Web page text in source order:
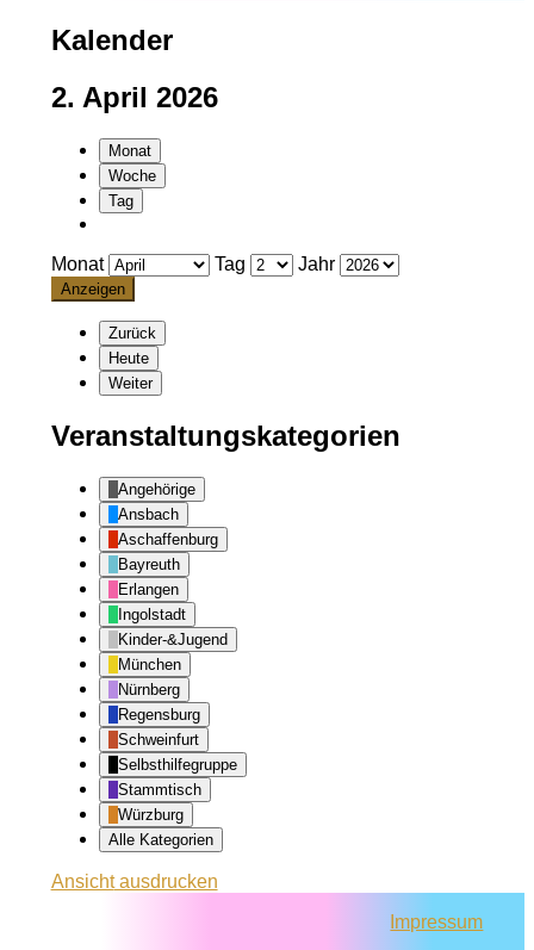
Kalender
2. April 2026
Monat
Woche
Tag
Monat Tag Jahr
Zurück
Heute
Weiter
Veranstaltungskategorien
Angehörige
Ansbach
Aschaffenburg
Bayreuth
Erlangen
Ingolstadt
Kinder-&Jugend
München
Nürnberg
Regensburg
Schweinfurt
Selbsthilfegruppe
Stammtisch
Würzburg
Alle Kategorien
Ansichtausdrucken
Impressum